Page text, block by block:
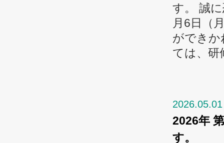
す。 誠
月6日（
ができか
ては、
2026.05.01
2026年
す。